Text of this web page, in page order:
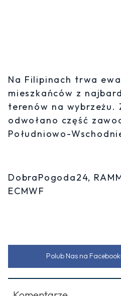
Na Filipinach trwa
mieszkańców z
terenów na
odwołano część
Południowo-
DobraPogoda24,
ECMWF
Polub Nas na